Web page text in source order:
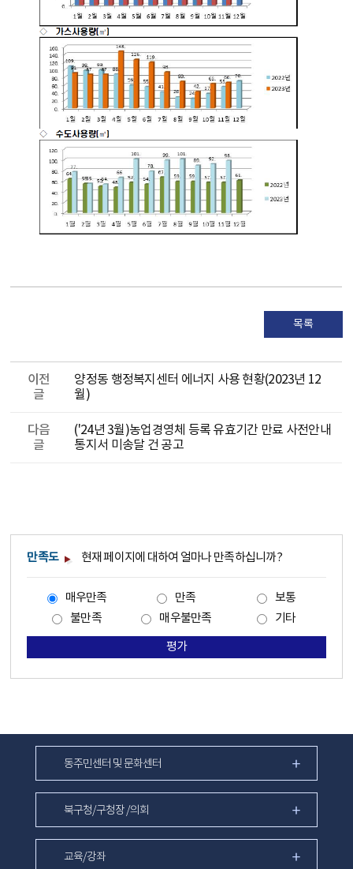
목록
이전
글
양정동 행정복지센터 에너지 사용 현황(2023년 12
월)
다음
글
('24년 3월)농업경영체 등록 유효기간 만료 사전안내
통지서 미송달 건 공고
만족도 현재 페이지에 대하여 얼마나 만족하십니까?
매우만족 만족
보통
불만족
매우불만족 기타
평가
동주민센터 및 문화센터
북구청/구청장 /의회
교육/강좌